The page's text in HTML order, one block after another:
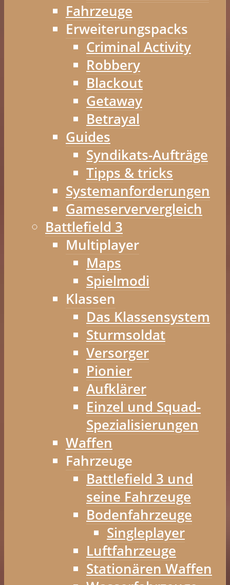
Fahrzeuge
Erweiterungspacks
Criminal Activity
Robbery
Blackout
Getaway
Betrayal
Guides
Syndikats-Aufträge
Tipps & tricks
Systemanforderungen
Gameserververgleich
Battlefield 3
Multiplayer
Maps
Spielmodi
Klassen
Das Klassensystem
Sturmsoldat
Versorger
Pionier
Aufklärer
Einzel und Squad-
Spezialisierungen
Waffen
Fahrzeuge
Battlefield 3 und
seine Fahrzeuge
Bodenfahrzeuge
Singleplayer
Luftfahrzeuge
Stationären Waffen